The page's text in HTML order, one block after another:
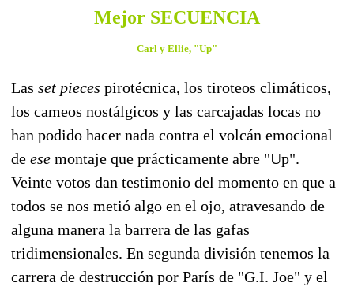
Mejor SECUENCIA
Carl y Ellie, "Up"
Las set pieces pirotécnica, los tiroteos climáticos,
los cameos nostálgicos y las carcajadas locas no
han podido hacer nada contra el volcán emocional
de ese montaje que prácticamente abre "Up".
Veinte votos dan testimonio del momento en que a
todos se nos metió algo en el ojo, atravesando de
alguna manera la barrera de las gafas
tridimensionales. En segunda división tenemos la
carrera de destrucción por París de "G.I. Joe" y el